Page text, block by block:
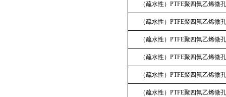
（疏水性）PTFE聚四氟乙烯微
（疏水性）PTFE聚四氟乙烯微
（疏水性）PTFE聚四氟乙烯微
（疏水性）PTFE聚四氟乙烯微
（疏水性）PTFE聚四氟乙烯微
（疏水性）PTFE聚四氟乙烯微